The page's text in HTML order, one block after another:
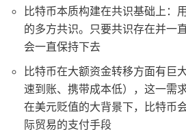
比特币本质构建在共识基础上：
的多方共识。只要共识存在并一
会一直保持下去
比特币在大额资金转移方面有巨
速到账、携带成本低），这一需
在美元贬值的大背景下，比特币
际贸易的支付手段